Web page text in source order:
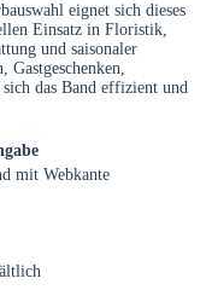
eignet sich dieses
Einsatz in Floristik,
und saisonaler
Gastgeschenken,
das Band effizient und
mit Webkante